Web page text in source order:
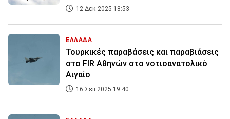
12 Δεκ 2025 18:53
ΕΛΛΑΔΑ
Τουρκικές παραβάσεις και παραβιάσεις
στο FIR Αθηνών στο νοτιοανατολικό
Αιγαίο
16 Σεπ 2025 19:40